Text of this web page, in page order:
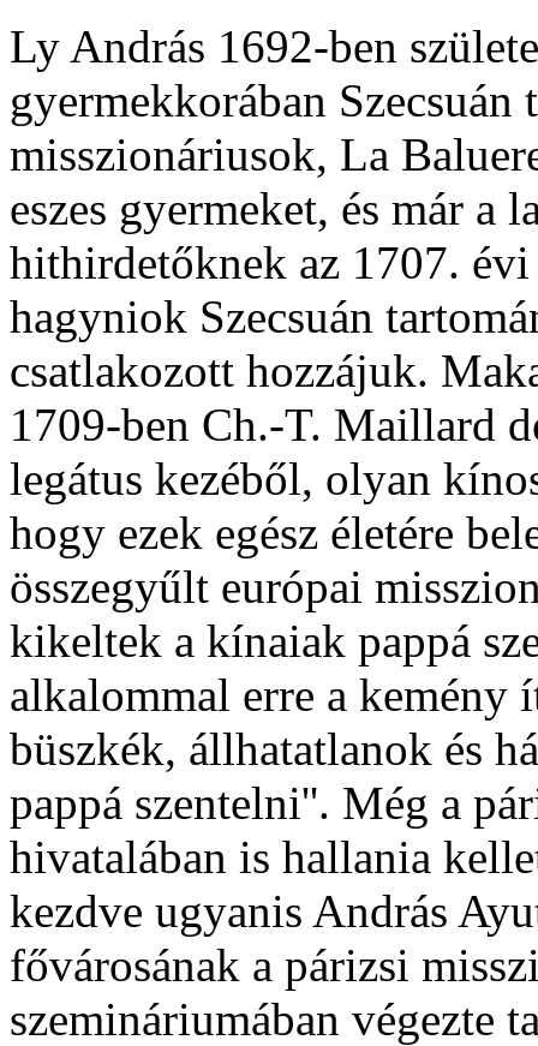
Ly András 1692-ben
gyermekkorában
misszionáriusok, La
eszes gyermeket, és már
hithirdetőknek az 1707.
hagyniok Szecsuán
csatlakozott hozzájuk.
1709-ben Ch.-T. Maillard
legátus kezéből, olyan
hogy ezek egész életére
összegyűlt európai
kikeltek a kínaiak pappá
alkalommal erre a
büszkék, állhatatlanok és
pappá szentelni''. Még a
hivatalában is hallania
kezdve ugyanis András
fővárosának a párizsi
szemináriumában végezte